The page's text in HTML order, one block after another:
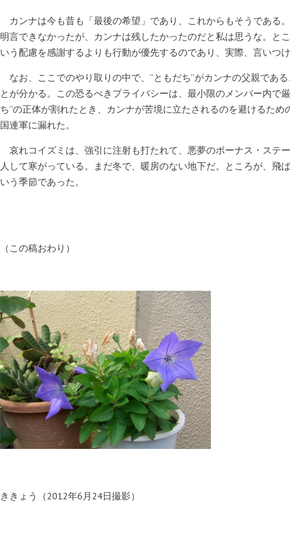
カンナは今も昔も「最後の希望」であり、これからもそうである
明言できなかったが、カンナは残したかったのだと私は思うな。と
いう配慮を感謝するよりも行動が優先するのであり、実際、言いつけ
なお、ここでのやり取りの中で、”ともだち”がカンナの父親であ
とが分かる。この恐るべきプライバシーは、最小限のメンバー内で
ち”の正体が割れたとき、カンナが苦境に立たされるのを避けるため
国連軍に漏れた。
哀れコイズミは、強引に注射も打たれて、悪夢のボーナス・ステ
人して寒がっている。まだ冬で、暖房のない地下だ。ところが、飛
いう季節であった。
（この稿おわり）
ききょう（2012年6月24日撮影）